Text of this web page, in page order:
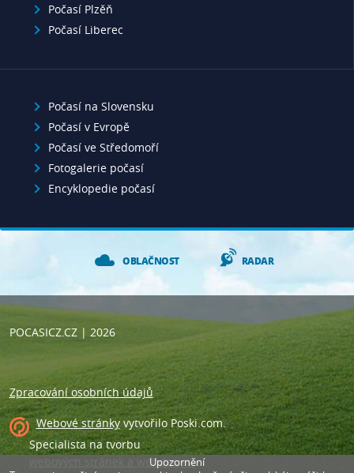
Počasí Plzěň
Počasí Liberec
Počasí na Slovensku
Počasí v Evropě
Počasí ve Středomoří
Fotogalerie počasí
Encyklopedie počasí
OBLAČNOST RADAR
POCASICZ.CZ| 2026
Zpracování osobních údajů
Webové stránkyvytvořilo Poski.com.
Specialista na tvorbu
webových stránek a webdesign.
Upozornění